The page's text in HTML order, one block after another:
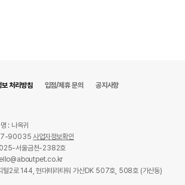
보 처리방침 입점/제휴 문의 공지사항
: 나옥귀
87-90035사업자정보확인
서울금천-2382호
털2로 144, 현대테라타워 가산DK 507호, 508호 (가산동)